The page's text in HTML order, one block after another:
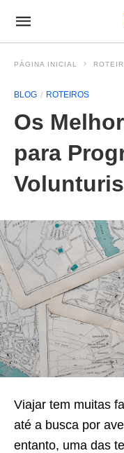
PÁGINA INICIAL
BLOG ROTEIROS
Os
para
Viajar tem muitas
até a busca por
entanto, uma das